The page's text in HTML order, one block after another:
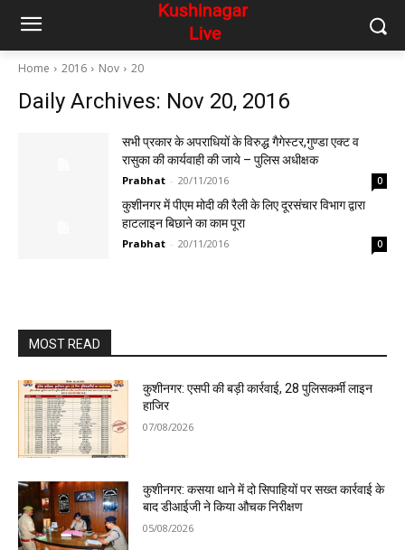
Home 2016 Nov 20
Daily Archives: Nov 20, 2016
सभी प्रकार के अपराधियों के विरुद्ध गैगेस्टर,गुण्डा एक्ट व
रासुका की कार्यवाही की जाये – पुलिस अधीक्षक
Prabhat - 20/11/2016 0
कुशीनगर में पीएम मोदी की रैली के लिए दूरसंचार विभाग द्वारा
हाटलाइन बिछाने का काम पूरा
Prabhat - 20/11/2016 0
MOST READ
कुशीनगर: एसपी की बड़ी कार्रवाई, 28 पुलिसकर्मी लाइन
हाजिर
07/08/2026
कुशीनगर: कसया थाने में दो सिपाहियों पर सख्त कार्रवाई के
बाद डीआईजी ने किया औचक निरीक्षण
05/08/2026